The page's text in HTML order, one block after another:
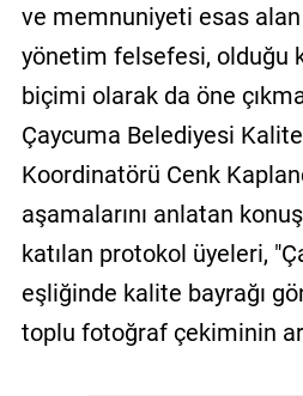
ve memnuniyeti esas
yönetim felsefesi, olduğu
biçimi olarak da öne
Çaycuma Belediyesi
Koordinatörü Cenk
aşamalarını anlatan
katılan protokol üyeleri,
eşliğinde kalite bayrağı
toplu fotoğraf çekiminin